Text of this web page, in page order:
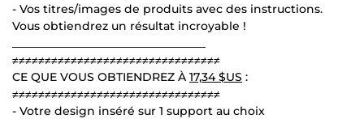
- Vos titres/images de produits avec des instructions.
Vous obtiendrez un résultat incroyable !
≠≠≠≠≠≠≠≠≠≠≠≠≠≠≠≠≠≠≠≠≠≠≠≠≠≠≠≠≠≠≠≠
CE QUE VOUS OBTIENDREZ À 17,34 $US :
≠≠≠≠≠≠≠≠≠≠≠≠≠≠≠≠≠≠≠≠≠≠≠≠≠≠≠≠≠≠≠≠
- Votre design inséré sur 1 support au choix